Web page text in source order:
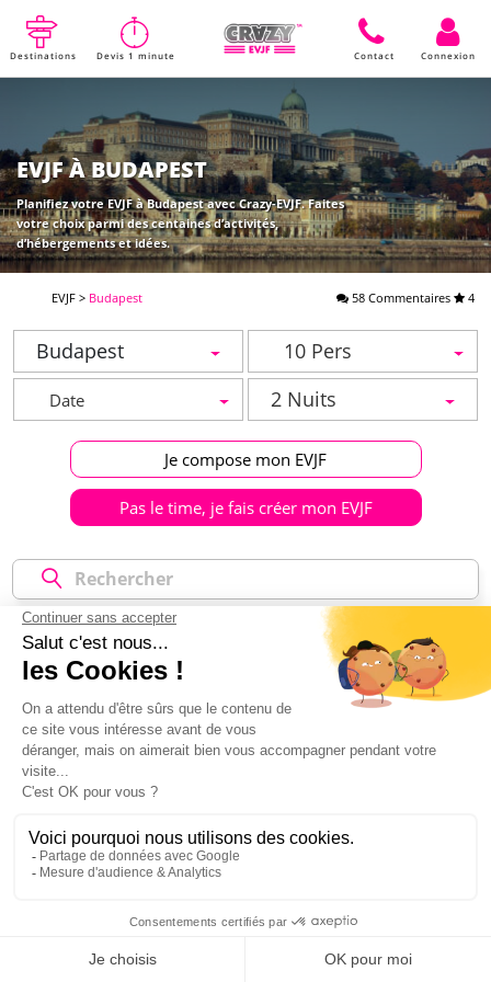
Destinations Devis 1 minute Contact Connexion
EVJF À BUDAPEST
Planifiez votre EVJF à Budapest avec Crazy-EVJF. Faites
votre choix parmi des centaines d’activités,
d’hébergements et idées.
EVJF > Budapest 58 Commentaires 4
Budapest
10 Pers
2 Nuits
Je compose mon EVJF
Pas le time, je fais créer mon EVJF
ACTIVITÉS JOUR
75 €
Mon EVJF à Budapest